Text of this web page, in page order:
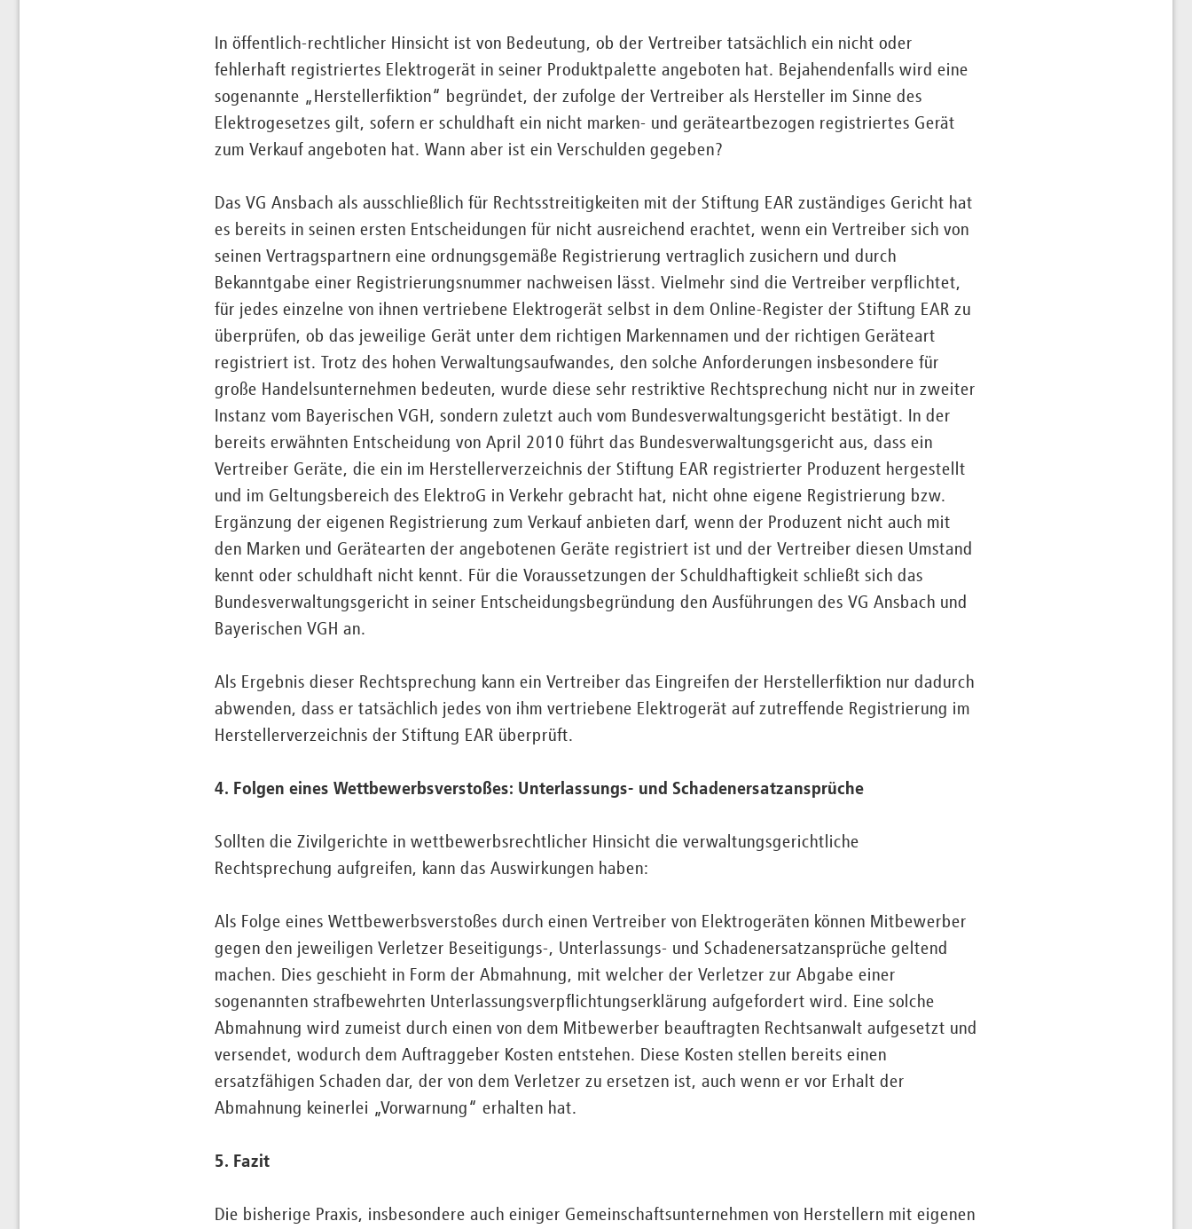
In öffentlich-rechtlicher Hinsicht ist von Bedeutung, ob der Vertreiber tatsächlich ein nicht oder
fehlerhaft registriertes Elektrogerät in seiner Produktpalette angeboten hat. Bejahendenfalls wird eine
sogenannte „Herstellerfiktion“ begründet, der zufolge der Vertreiber als Hersteller im Sinne des
Elektrogesetzes gilt, sofern er schuldhaft ein nicht marken- und geräteartbezogen registriertes Gerät
zum Verkauf angeboten hat. Wann aber ist ein Verschulden gegeben?
Das VG Ansbach als ausschließlich für Rechtsstreitigkeiten mit der Stiftung EAR zuständiges Gericht hat
es bereits in seinen ersten Entscheidungen für nicht ausreichend erachtet, wenn ein Vertreiber sich von
seinen Vertragspartnern eine ordnungsgemäße Registrierung vertraglich zusichern und durch
Bekanntgabe einer Registrierungsnummer nachweisen lässt. Vielmehr sind die Vertreiber verpflichtet,
für jedes einzelne von ihnen vertriebene Elektrogerät selbst in dem Online-Register der Stiftung EAR zu
überprüfen, ob das jeweilige Gerät unter dem richtigen Markennamen und der richtigen Geräteart
registriert ist. Trotz des hohen Verwaltungsaufwandes, den solche Anforderungen insbesondere für
große Handelsunternehmen bedeuten, wurde diese sehr restriktive Rechtsprechung nicht nur in zweiter
Instanz vom Bayerischen VGH, sondern zuletzt auch vom Bundesverwaltungsgericht bestätigt. In der
bereits erwähnten Entscheidung von April 2010 führt das Bundesverwaltungsgericht aus, dass ein
Vertreiber Geräte, die ein im Herstellerverzeichnis der Stiftung EAR registrierter Produzent hergestellt
und im Geltungsbereich des ElektroG in Verkehr gebracht hat, nicht ohne eigene Registrierung bzw.
Ergänzung der eigenen Registrierung zum Verkauf anbieten darf, wenn der Produzent nicht auch mit
den Marken und Gerätearten der angebotenen Geräte registriert ist und der Vertreiber diesen Umstand
kennt oder schuldhaft nicht kennt. Für die Voraussetzungen der Schuldhaftigkeit schließt sich das
Bundesverwaltungsgericht in seiner Entscheidungsbegründung den Ausführungen des VG Ansbach und
Bayerischen VGH an.
Als Ergebnis dieser Rechtsprechung kann ein Vertreiber das Eingreifen der Herstellerfiktion nur dadurch
abwenden, dass er tatsächlich jedes von ihm vertriebene Elektrogerät auf zutreffende Registrierung im
Herstellerverzeichnis der Stiftung EAR überprüft.
4. Folgen eines Wettbewerbsverstoßes: Unterlassungs- und Schadenersatzansprüche
Sollten die Zivilgerichte in wettbewerbsrechtlicher Hinsicht die verwaltungsgerichtliche
Rechtsprechung aufgreifen, kann das Auswirkungen haben:
Als Folge eines Wettbewerbsverstoßes durch einen Vertreiber von Elektrogeräten können Mitbewerber
gegen den jeweiligen Verletzer Beseitigungs-, Unterlassungs- und Schadenersatzansprüche geltend
machen. Dies geschieht in Form der Abmahnung, mit welcher der Verletzer zur Abgabe einer
sogenannten strafbewehrten Unterlassungsverpflichtungserklärung aufgefordert wird. Eine solche
Abmahnung wird zumeist durch einen von dem Mitbewerber beauftragten Rechtsanwalt aufgesetzt und
versendet, wodurch dem Auftraggeber Kosten entstehen. Diese Kosten stellen bereits einen
ersatzfähigen Schaden dar, der von dem Verletzer zu ersetzen ist, auch wenn er vor Erhalt der
Abmahnung keinerlei „Vorwarnung“ erhalten hat.
5. Fazit
Die bisherige Praxis, insbesondere auch einiger Gemeinschaftsunternehmen von Herstellern mit eigenen